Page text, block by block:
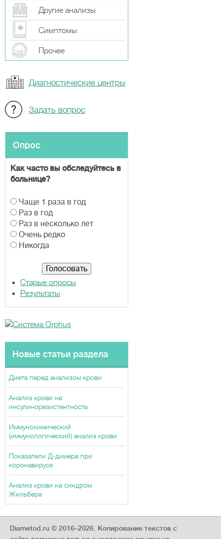
Другие анализы
Симптомы
Прочeе
Диагностические центры
Задать вопрос
Опрос
Как часто вы обследуйтесь в
больнице?
В
а
р
и
а
Чаще 1 раза в год
Раз в год
Раз в несколько лет
Очень редко
Никогда
Старые опросы
Результаты
Новые статьи раздела
Диета перед анализом крови
Анализ крови на
инсулинорезистентность
Иммунохимический
(иммунологический) анализ крови
Показатели Д-димера при
коронавирусе
Анализ крови на синдром
Жильбера
Diametod.ru © 2016–2026. Копирование текстов с